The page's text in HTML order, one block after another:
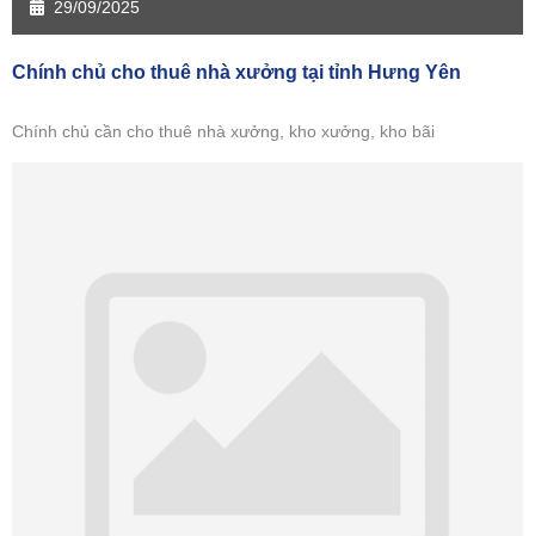
29/09/2025
Chính chủ cho thuê nhà xưởng tại tỉnh Hưng Yên
Chính chủ cần cho thuê nhà xưởng, kho xưởng, kho bãi